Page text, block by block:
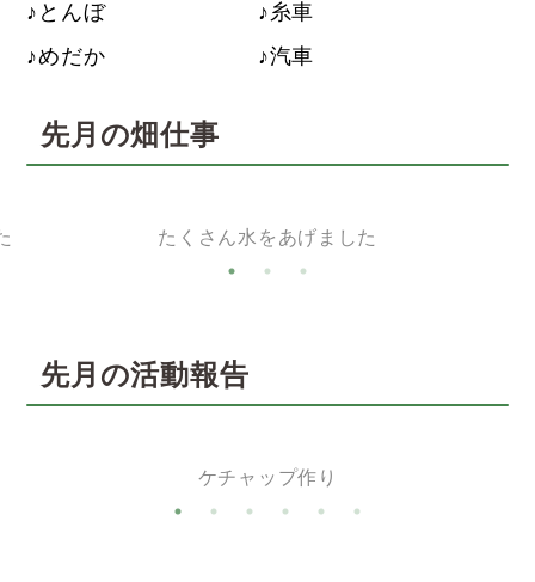
とんぼ
糸車
めだか
汽車
先月の畑仕事
たくさん水をあげました
先月の活動報告
ケチャップ作り